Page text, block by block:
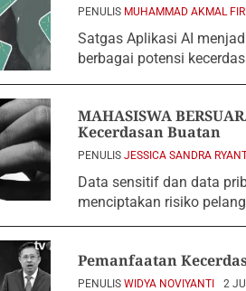
PENULIS MUHAMMAD AKMAL
Satgas Aplikasi AI
berbagai potensi
MAHASISWA
Kecerdasan Buatan
PENULIS JESSICA SANDRA
Data sensitif dan data
menciptakan risiko
Pemanfaatan
PENULIS WIDYA NOVIYANTI 2